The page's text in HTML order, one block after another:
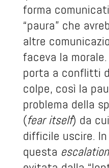
forma
“paura” che
altre
faceva la
porta a conflitti
colpe, così la
problema della
(fear itself) da
difficile uscire.
questa escalation